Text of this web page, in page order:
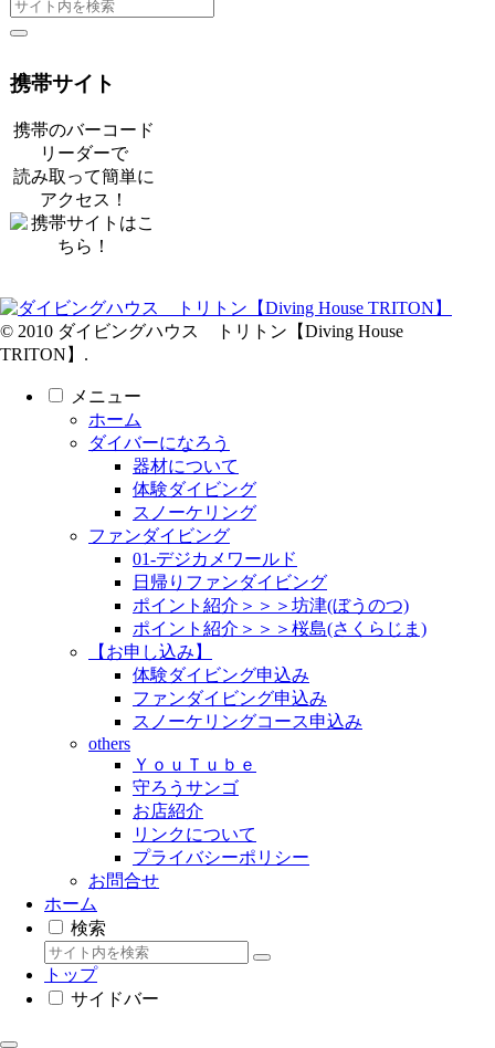
携帯サイト
携帯のバーコード
リーダーで
読み取って簡単に
アクセス！
© 2010 ダイビングハウス トリトン【Diving House
TRITON】.
メニュー
ホーム
ダイバーになろう
器材について
体験ダイビング
スノーケリング
ファンダイビング
01-デジカメワールド
日帰りファンダイビング
ポイント紹介＞＞＞坊津(ぼうのつ)
ポイント紹介＞＞＞桜島(さくらじま)
【お申し込み】
体験ダイビング申込み
ファンダイビング申込み
スノーケリングコース申込み
others
ＹｏｕＴｕｂｅ
守ろうサンゴ
お店紹介
リンクについて
プライバシーポリシー
お問合せ
ホーム
検索
トップ
サイドバー